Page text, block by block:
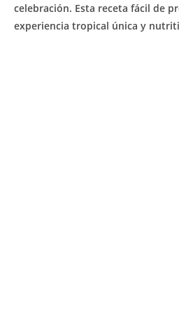
celebración. Esta receta fácil de
experiencia tropical única y